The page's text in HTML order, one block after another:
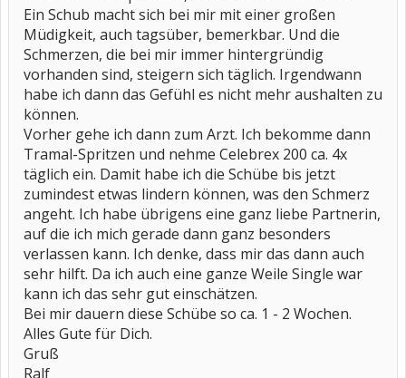
Ein Schub macht sich bei mir mit einer großen
Müdigkeit, auch tagsüber, bemerkbar. Und die
Schmerzen, die bei mir immer hintergründig
vorhanden sind, steigern sich täglich. Irgendwann
habe ich dann das Gefühl es nicht mehr aushalten zu
können.
Vorher gehe ich dann zum Arzt. Ich bekomme dann
Tramal-Spritzen und nehme Celebrex 200 ca. 4x
täglich ein. Damit habe ich die Schübe bis jetzt
zumindest etwas lindern können, was den Schmerz
angeht. Ich habe übrigens eine ganz liebe Partnerin,
auf die ich mich gerade dann ganz besonders
verlassen kann. Ich denke, dass mir das dann auch
sehr hilft. Da ich auch eine ganze Weile Single war
kann ich das sehr gut einschätzen.
Bei mir dauern diese Schübe so ca. 1 - 2 Wochen.
Alles Gute für Dich.
Gruß
Ralf